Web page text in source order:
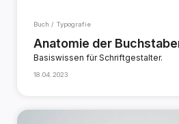
Buch / Typografie
Anatomie der
Basiswissen für Schriftgestalter.
18.04.2023